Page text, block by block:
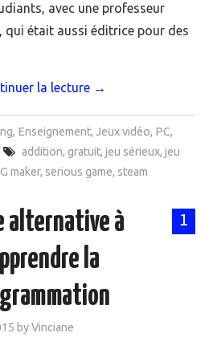
avec une professeur
qui était aussi éditrice pour des
la lecture →
, Enseignement, Jeux vidéo, PC,
addition, gratuit, jeu sérieux, jeu
maker, serious game, steam
1
alternative à
la
byVinciane